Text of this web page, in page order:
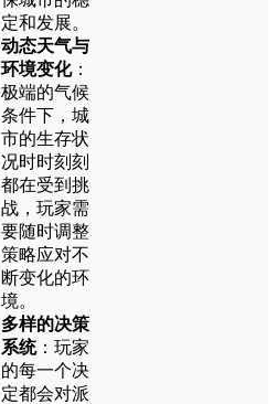
定和发展。
动态天气与
环境变化：
极端的气候
条件下，城
市的生存状
况时时刻刻
都在受到挑
战，玩家需
要随时调整
策略应对不
断变化的环
境。
多样的决策
系统：玩家
的每一个决
定都会对派